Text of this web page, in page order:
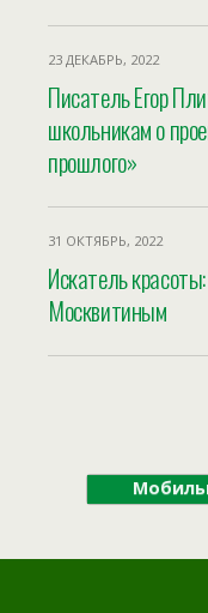
23 ДЕКАБРЬ, 2022
Писатель Егор
школьникам о
прошлого»
31 ОКТЯБРЬ, 2022
Искатель
Москвитиным